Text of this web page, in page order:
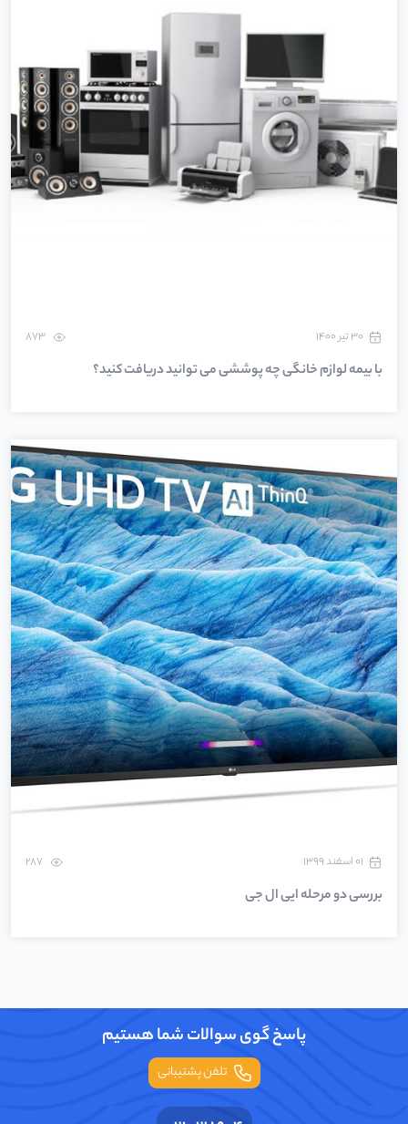
۳۰ تیر ۱۴۰۰
با بیمه لوازم خانگی چه پوششی می توانید دریافت کنید؟
۰۱ اسفند ۱۳۹۹
بررسی دو مرحله ایی ال جی
پاسخ گوی سوالات شما هستیم
تلفن پشتیبانی